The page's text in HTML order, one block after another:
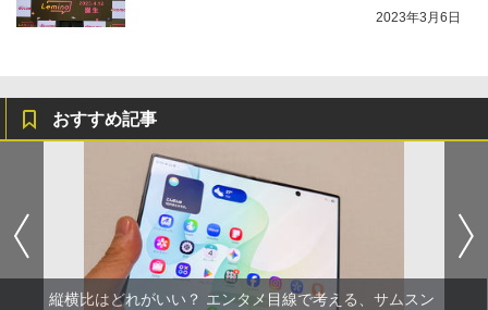
2023年3月6日
おすすめ記事
縦横比はどれがいい？ エンタメ目線で考える、サムスン